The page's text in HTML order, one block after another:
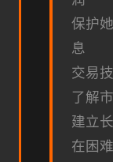
保护
息
交易
了解
建立
在困